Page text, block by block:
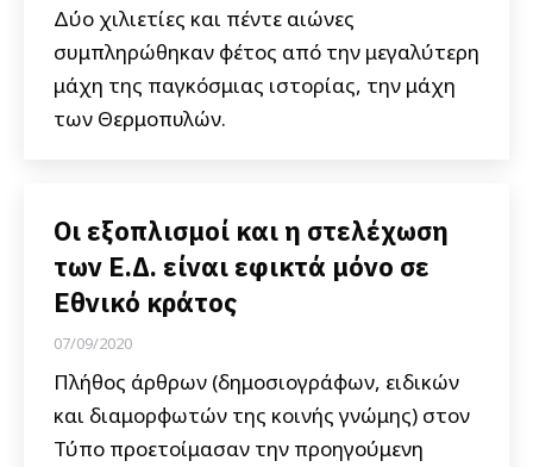
Δύο χιλιετίες και πέντε αιώνες
συμπληρώθηκαν φέτος από την μεγαλύτερη
μάχη της παγκόσμιας ιστορίας, την μάχη
των Θερμοπυλών.
Οι εξοπλισμοί και η στελέχωση
των Ε.Δ. είναι εφικτά μόνο σε
Εθνικό κράτος
07/09/2020
Πλήθος άρθρων (δημοσιογράφων, ειδικών
και διαμορφωτών της κοινής γνώμης) στον
Τύπο προετοίμασαν την προηγούμενη